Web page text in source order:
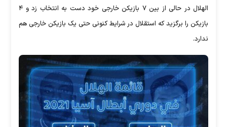
الهلال در حالی از بین ۷ بازیکن خارجی خود دست به انتخاب زد و ۴
بازیکن را برگزید که استقلال در شرایط کنونی حتی یک بازیکن خارجی هم
ندارد.